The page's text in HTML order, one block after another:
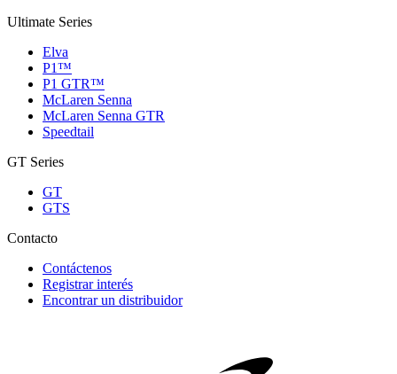
Ultimate Series
Elva
P1™
P1 GTR™
McLaren Senna
McLaren Senna GTR
Speedtail
GT Series
GT
GTS
Contacto
Contáctenos
Registrar interés
Encontrar un distribuidor